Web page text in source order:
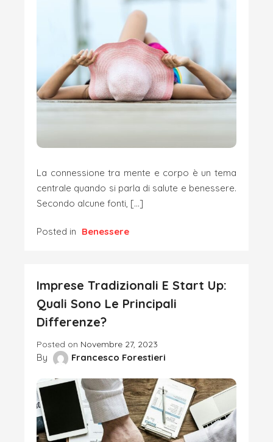
La connessione tra mente e corpo è un tema
centrale quando si parla di salute e benessere.
Secondo alcune fonti, […]
Posted in Benessere
Imprese Tradizionali E Start Up:
Quali Sono Le Principali
Differenze?
Posted on Novembre 27, 2023
By Francesco Forestieri